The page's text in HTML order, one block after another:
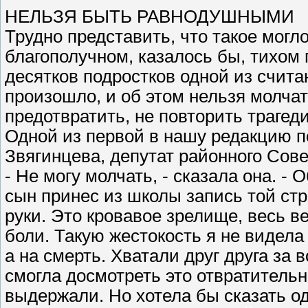
НЕЛЬЗЯ БЫТЬ РАВНОДУШНЫМИ
Трудно представить, что такое
благополучном, казалось бы,
десятков подростков одной из
произошло, и об этом нельзя
предотвратить, не повторить
Одной из первой в нашу редакцию
Звягинцева, депутат районного
- Не могу молчать, - сказала она. -
сын принес из школы запись той
руки. Это кровавое зрелище, весь
боли. Такую жестокость я не
а на смерть. Хватали друг друга
смогла досмотреть это
выдержали. Но хотела бы сказать